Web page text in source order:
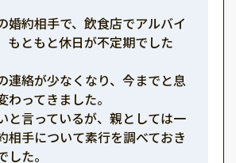
婚約相手で、飲食店でアルバイ
もともと休日が不定期でした
連絡が少なくなり、今までと息
ってきました。
と言っているが、親としては一
相手について素行を調べておき
た。